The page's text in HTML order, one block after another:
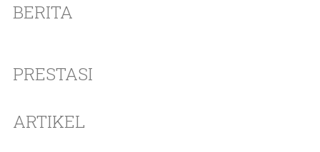
BERITA
PRESTASI
ARTIKEL